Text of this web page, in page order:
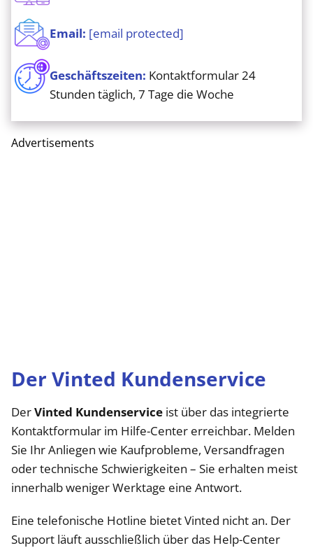
Email: [email protected]
Geschäftszeiten: Kontaktformular 24
Stunden täglich, 7 Tage die Woche
Advertisements
Der Vinted Kundenservice
DerVinted Kundenservice ist über das integrierte
Kontaktformular im Hilfe-Center erreichbar. Melden
Sie Ihr Anliegen wie Kaufprobleme, Versandfragen
oder technische Schwierigkeiten – Sie erhalten meist
innerhalb weniger Werktage eine Antwort.
Eine telefonische Hotline bietet Vinted nicht an. Der
Support läuft ausschließlich über das Help-Center